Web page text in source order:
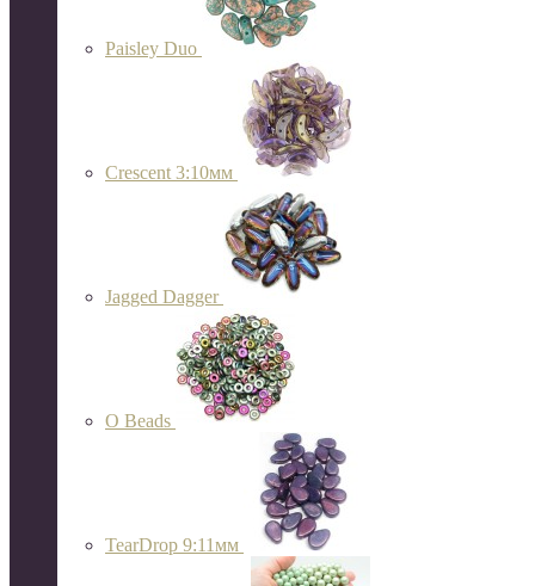
Paisley Duo
Crescent 3:10мм
Jagged Dagger
O Beads
TearDrop 9:11мм